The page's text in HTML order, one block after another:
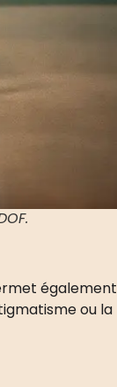
également
ou la